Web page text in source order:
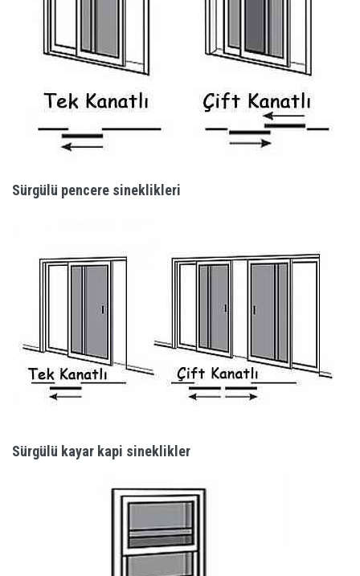
Sürgülü pencere sineklikleri
Sürgülü kayar kapi sineklikler